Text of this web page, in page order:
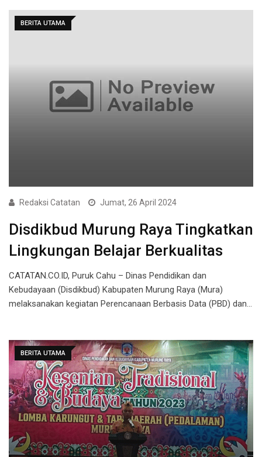
BERITA UTAMA
Redaksi Catatan Jumat, 26 April 2024
Disdikbud Murung Raya Tingkatkan
Lingkungan Belajar Berkualitas
CATATAN.CO.ID, Puruk Cahu – Dinas Pendidikan dan
Kebudayaan (Disdikbud) Kabupaten Murung Raya (Mura)
melaksanakan kegiatan Perencanaan Berbasis Data (PBD) dan…
BERITA UTAMA